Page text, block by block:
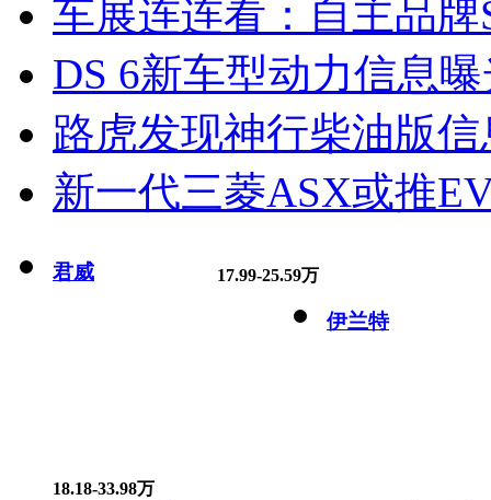
车展连连看：自主品牌
DS 6新车型动力信息
路虎发现神行柴油版
新一代三菱ASX或推
君威 17.99-25.59万
伊兰特
18.18-33.98万